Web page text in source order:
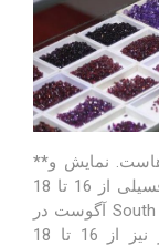
نمایش و
فروش جواهرات، جواهرات، مواد معدنی و فسیلی از 16 تا 18
آگوست در South Bend، ایالات متحده آمریکا، برگزار می‌شود.
همچنین نمایشگاه سنگ‌های قیمتی ونکوور نیز از 16 تا 18